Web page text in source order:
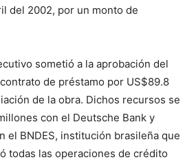
del 2002, por un monto de
sometió a la aprobación del
de préstamo por US$89.8
de la obra. Dichos recursos se
con el Deutsche Bank y
el BNDES, institución brasileña que
todas las operaciones de crédito